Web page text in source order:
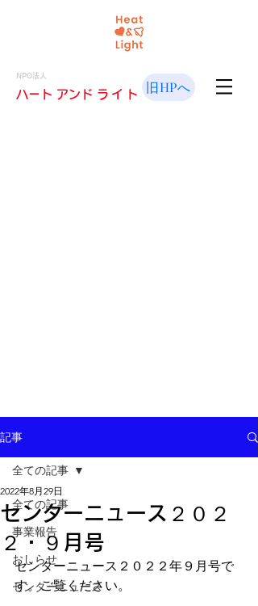
NPO法人
​ハート アンド ライト 旧HPへ
記事
全ての記事
事業報告
おしらせ
センターニュース
全ての記事
センターニュース２０２
２・９月号
2022年8月29日
センターニュース２０２２年９月号で
す。ご覧ください。